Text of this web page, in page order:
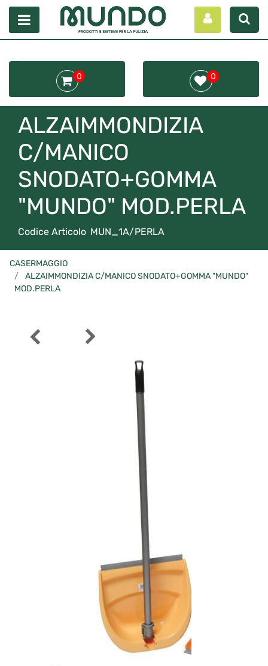
Open menu
0 0
ALZAIMMONDIZIA
C/MANICO
SNODATO+GOMMA
"MUNDO" MOD.PERLA
Codice Articolo MUN_1A/PERLA
CASERMAGGIO
ALZAIMMONDIZIA C/MANICO SNODATO+GOMMA "MUNDO"
MOD.PERLA